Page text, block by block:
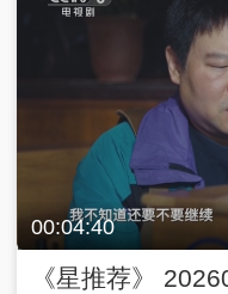
00:04:40
《星推荐》